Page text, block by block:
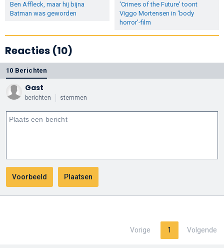
Ben Affleck, maar hij bijna
Batman was geworden
'Crimes of the Future' toont
Viggo Mortensen in 'body
horror'-film
Reacties (10)
10 Berichten
Gast
berichten stemmen
Vorige 1 Volgende